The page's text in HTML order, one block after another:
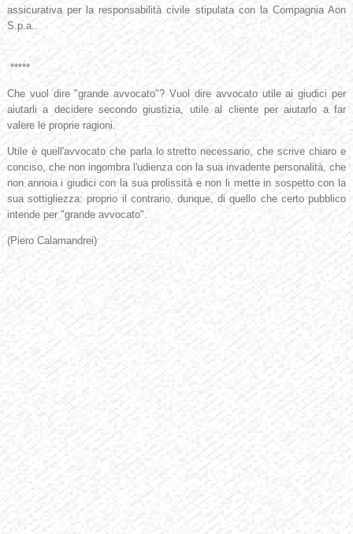
assicurativa per la responsabilità civile stipulata con la Compagnia Aon
S.p.a..
*****
Che vuol dire "grande avvocato"? Vuol dire avvocato utile ai giudici per
aiutarli a decidere secondo giustizia, utile al cliente per aiutarlo a far
valere le proprie ragioni.
Utile è quell'avvocato che parla lo stretto necessario, che scrive chiaro e
conciso, che non ingombra l'udienza con la sua invadente personalità, che
non annoia i giudici con la sua prolissità e non li mette in sospetto con la
sua sottigliezza: proprio il contrario, dunque, di quello che certo pubblico
intende per "grande avvocato".
(Piero Calamandrei)